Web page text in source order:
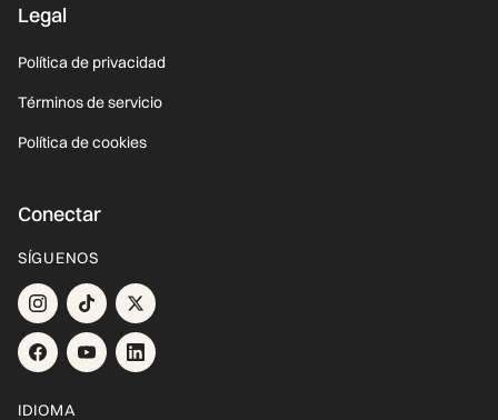
Legal
Política de privacidad
Términos de servicio
Política de cookies
Conectar
SÍGUENOS
IDIOMA